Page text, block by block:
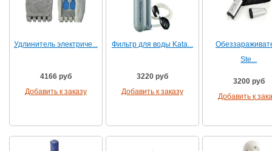
Удлинитель электриче...
4166 руб
Добавить к заказу
Фильтр для воды Kata...
3220 руб
Добавить к заказу
Ste...
3200 руб
Добавить к